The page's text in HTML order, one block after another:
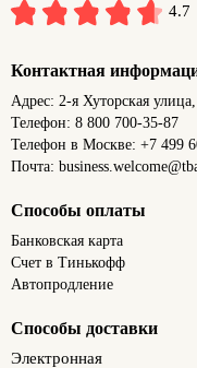
4.7
Контактная
Адрес: 2-я Хуторская
Телефон: 8 800 700-35-87
Телефон в Москве: +7 499
Почта:
Способы оплаты
Банковская карта
Счет в Тинькофф
Автопродление
Способы доставки
Электронная